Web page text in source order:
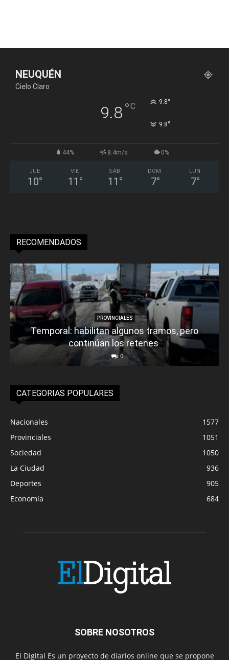
NEUQUÉN
Cielo Claro
9.8°C 9.8°
9.8°
44% 8.4m/s 0%
JUE
10°
VIE
11 °
SÁB
11 °
DOM
7°
LUN
7°
RECOMENDADOS
PROVINCIALES
Temporal: habilitan algunos tramos, pero
continúan los retenes
0
CATEGORIAS POPULARES
Nacionales
1577
Provinciales
1051
Sociedad
1050
La Ciudad
936
Deportes
905
Economía
684
SOBRE NOSOTROS
El Digital Es un proyecto de diarios online que se propone